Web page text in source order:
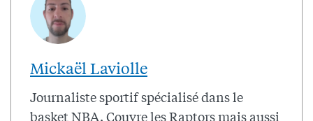
Mickaël Laviolle
Journaliste sportif spécialisé dans le
basket NBA. Couvre les Raptors mais aussi